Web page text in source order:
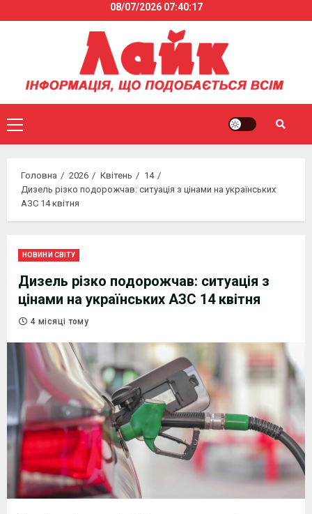
to
08/07/2026 07:40:18
Primary
Menu
Головна 2026 Квітень
14
Дизель різко подорожчав: ситуація з цінами на українських
АЗС 14 квітня
НОВИНИ СВІТУ
Дизель різко подорожчав: ситуація з
цінами на українських АЗС 14 квітня
4 місяці тому